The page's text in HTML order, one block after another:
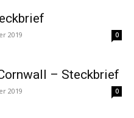
2019 0
– Steckbrief
2019 0